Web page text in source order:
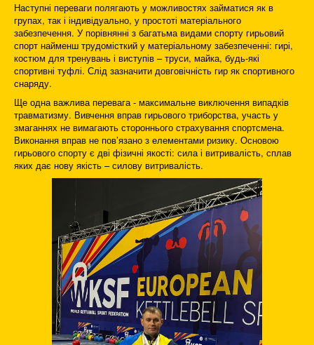
Наступні переваги полягають у можливостях займатися як в
групах, так і індивідуально, у простоті матеріального
забезпечення. У порівнянні з багатьма видами спорту гирьовий
спорт найменш трудомісткий у матеріальному забезпеченні: гирі,
костюм для тренувань і виступів – труси, майка, будь-які
спортивні туфлі. Слід зазначити довговічність гир як спортивного
снаряду.
Ще одна важлива перевага - максимальне виключення випадків
травматизму. Вивчення вправ гирьового триборства, участь у
змаганнях не вимагають стороннього страхування спортсмена.
Виконання вправ не пов’язано з елементами ризику. Основою
гирьового спорту є дві фізичні якості: сила і витривалість, сплав
яких дає нову якість – силову витривалість.